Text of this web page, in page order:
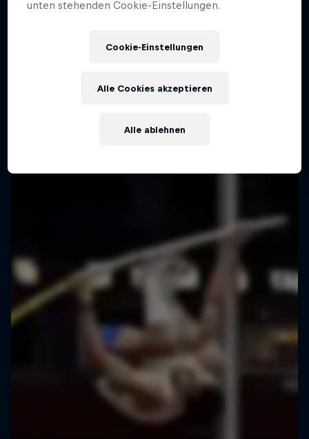
unten stehenden Cookie-Einstellungen.
Cookie-Einstellungen
Alle ablehnen
Alle Cookies akzeptieren